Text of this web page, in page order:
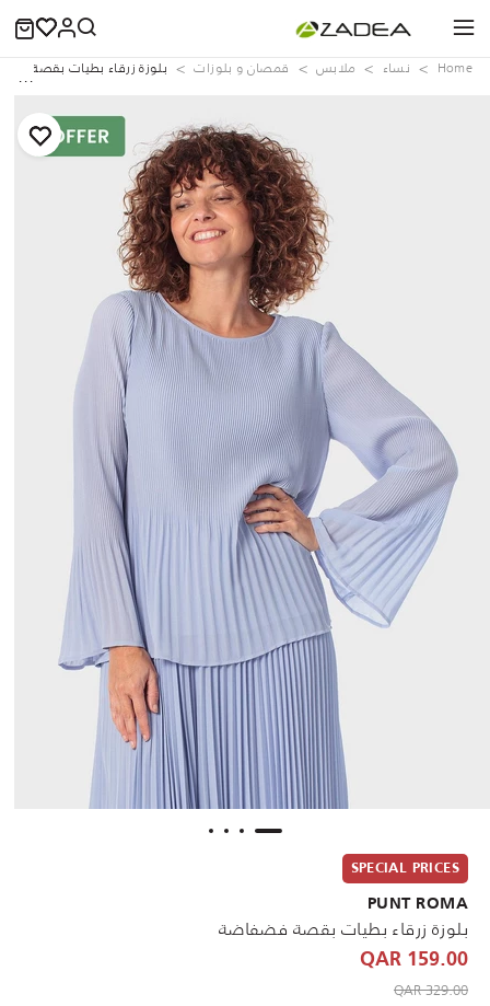
Home نساء ملابس قمصان و بلوزات بلوزة زرقاء بطيات بقصة
SPECIAL PRICES
PUNT ROMA
بلوزة زرقاء بطيات بقصة فضفاضة
159.00 QAR
Price reduced from
329.00 QAR
to 159.00 QAR